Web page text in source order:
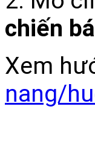
chiến
Xem
nang/